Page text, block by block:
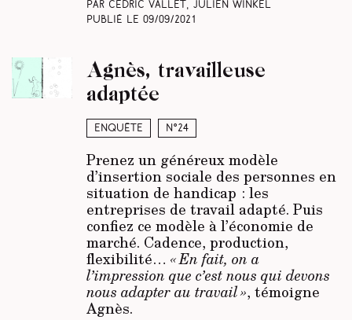
Par Cédric Vallet, Julien Winkel
Publié le 09/09/2021
Enquête N°24
Agnès, travailleuse
adaptée
Prenez un généreux modèle
d’insertion sociale des personnes en
situation de handicap : les
entreprises de travail adapté. Puis
confiez ce modèle à l’économie de
marché. Cadence, production,
flexibilité… « En fait, on a
l’impression que c’est nous qui devons
nous adapter au travail », témoigne
Agnès.